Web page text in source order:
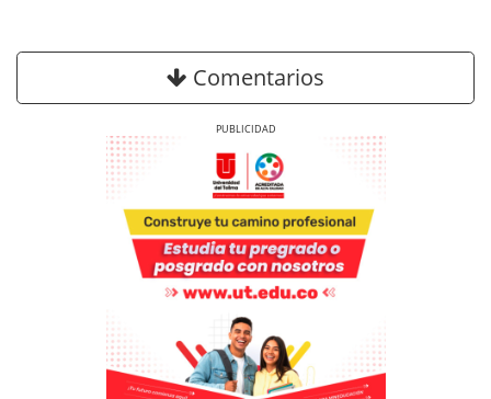
Comentarios